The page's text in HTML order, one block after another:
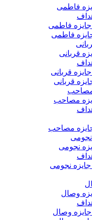
فاطمی
فاطمی
فاطمی
قربانی
قربانی
قربانی
مصاحب
مصاحب
مصاحب
نجومی
نجومی
وصال
وصال